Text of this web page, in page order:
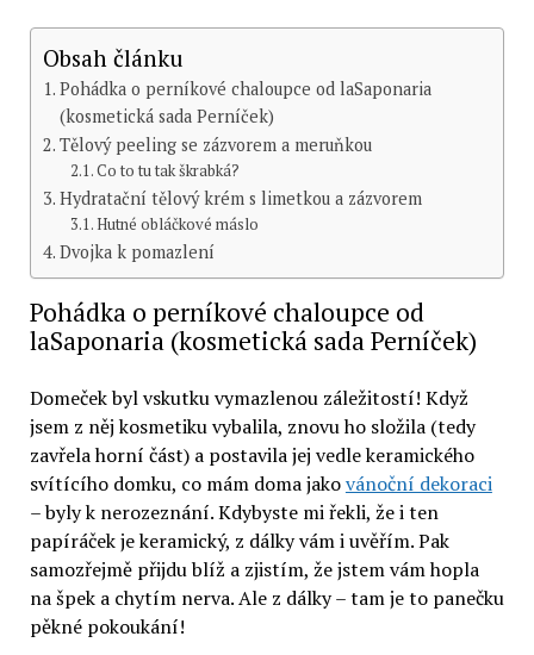
Obsah článku
Pohádka o perníkové chaloupce od laSaponaria
(kosmetická sada Perníček)
Tělový peeling se zázvorem a meruňkou
Co to tu tak škrabká?
Hydratační tělový krém s limetkou a zázvorem
Hutné obláčkové máslo
Dvojka k pomazlení
Pohádka o perníkové chaloupce od
laSaponaria (kosmetická sada Perníček)
Domeček byl vskutku vymazlenou záležitostí! Když
jsem z něj kosmetiku vybalila, znovu ho složila (tedy
zavřela horní část) a postavila jej vedle keramického
svítícího domku, co mám doma jakovánoční dekoraci
– byly k nerozeznání. Kdybyste mi řekli, že i ten
papíráček je keramický, z dálky vám i uvěřím. Pak
samozřejmě přijdu blíž a zjistím, že jstem vám hopla
na špek a chytím nerva. Ale z dálky – tam je to panečku
pěkné pokoukání!